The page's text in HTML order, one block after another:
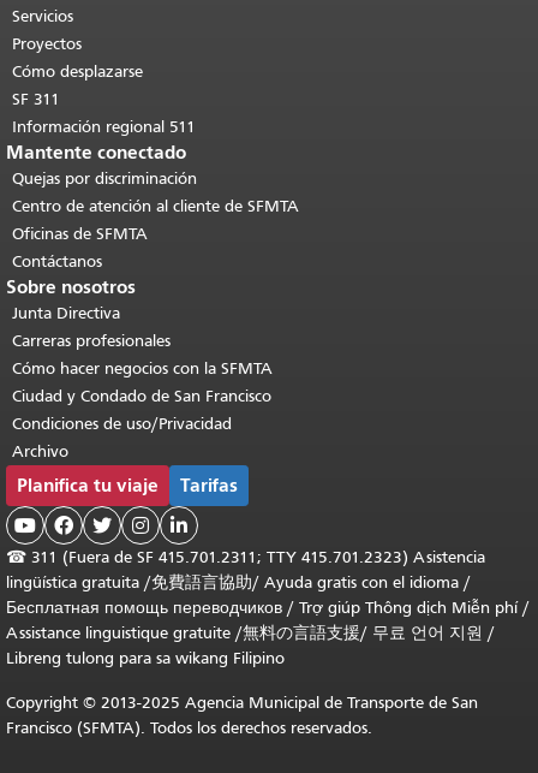
páginas.Volver al principio del
contenido principal
Servicios
Proyectos
Cómo desplazarse
SF 311
Información regional 511
Mantente conectado
Quejas por discriminación
Centro de atención al cliente de SFMTA
Oficinas de SFMTA
Contáctanos
Sobre nosotros
Junta Directiva
Carreras profesionales
Cómo hacer negocios con la SFMTA
Ciudad y Condado de San Francisco
Condiciones de uso/Privacidad
Archivo
Planifica tu viaje Tarifas
    
☎ 311 (Fuera de SF 415.701.2311; TTY 415.701.2323) Asistencia
lingüística gratuita /免費語言協助/ Ayuda gratis con el idioma /
Бесплатная помощь переводчиков / Trợ giúp Thông dịch Miễn phí/
Assistance linguistique gratuite /無料の言語支援/ 무료 언어 지원 /
Libreng tulong para sa wikang Filipino
Copyright © 2013-2025 Agencia Municipal de Transporte de San
Francisco (SFMTA). Todos los derechos reservados.